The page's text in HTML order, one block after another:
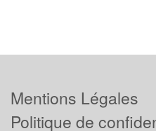
Mentions Légales
Politique de